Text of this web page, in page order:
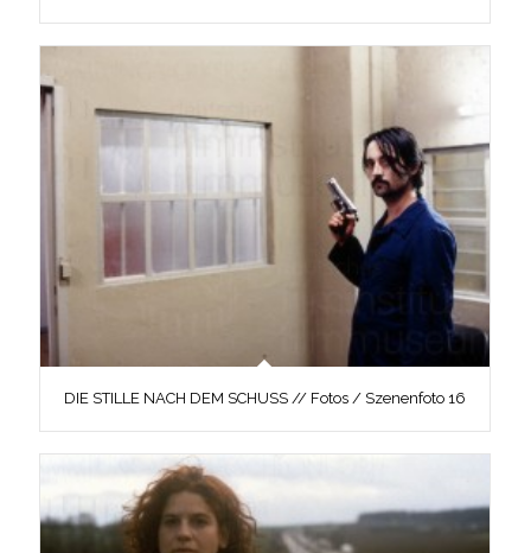
DIE STILLE NACH DEM SCHUSS // Fotos / Szenenfoto 16